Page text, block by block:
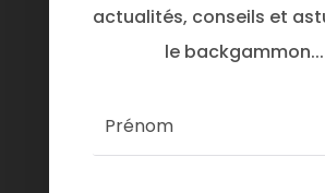
actualités, conseils et
le backgammon...